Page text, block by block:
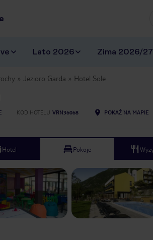
Lato 2026 Zima 2026/27
Jezioro Garda Hotel Sole
KOD HOTELU VRN36068 POKAŻ NA MAPIE
Hotel Pokoje